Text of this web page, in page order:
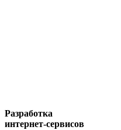
Разработка
интернет-сервисов